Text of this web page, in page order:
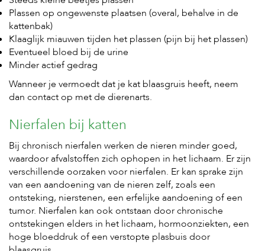
e
b
s
h
o
p
K
l
n
t
e
n
s
e
r
v
i
c
e
Plassen op ongewenste plaatsen (overal, behalve in de
kattenbak)
Klaaglijk miauwen tijden het plassen (pijn bij het plassen)
Eventueel bloed bij de urine
Minder actief gedrag
Wanneer je vermoedt dat je kat blaasgruis heeft, neem
dan contact op met de dierenarts.
Nierfalen bij katten
Bij chronisch nierfalen werken de nieren minder goed,
waardoor afvalstoffen zich ophopen in het lichaam. Er zijn
verschillende oorzaken voor nierfalen. Er kan sprake zijn
van een aandoening van de nieren zelf, zoals een
ontsteking, nierstenen, een erfelijke aandoening of een
tumor. Nierfalen kan ook ontstaan door chronische
ontstekingen elders in het lichaam, hormoonziekten, een
hoge bloeddruk of een verstopte plasbuis door